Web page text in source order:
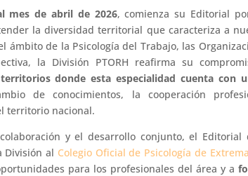
mes de abril de 2026, comienza su Editorial
la diversidad territorial que caracteriza a
de la Psicología del Trabajo, las
la División PTORH reafirma su
donde esta especialidad cuenta con
de conocimientos, la cooperación
territorio nacional.
y el desarrollo conjunto, el Editorial
División al Colegio Oficial de Psicología de
para los profesionales del área y a